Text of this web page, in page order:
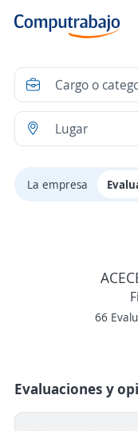
La empresa
66
Evaluaciones y